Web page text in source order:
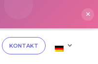
✕
KONTAKT